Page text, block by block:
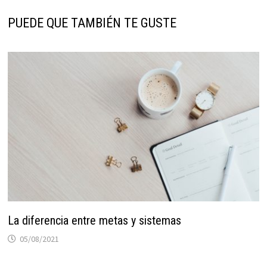
PUEDE QUE TAMBIÉN TE GUSTE
La diferencia entre metas y sistemas
05/08/2021